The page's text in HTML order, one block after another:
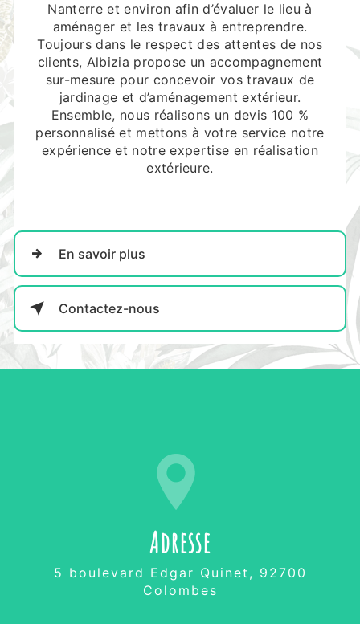
Nanterre et environ afin d’évaluer le lieu à
aménager et les travaux à entreprendre.
Toujours dans le respect des attentes de nos
clients, Albizia propose un accompagnement
sur-mesure pour concevoir vos travaux de
jardinage et d’aménagement extérieur.
Ensemble, nous réalisons un devis 100 %
personnalisé et mettons à votre service notre
expérience et notre expertise en réalisation
extérieure.
En savoir plus
Contactez-nous
Adresse
5 boulevard Edgar Quinet, 92700
Colombes